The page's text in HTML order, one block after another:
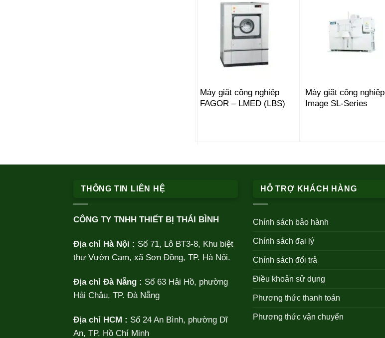
Máy giặt công nghiệp
FAGOR – LMED (LBS)
Máy giặt công nghiệp
Image SL-Series
THÔNG TIN LIÊN HỆ
CÔNG TY TNHH THIẾT BỊ THÁI BÌNH
Địa chỉ Hà Nội : Số 71, Lô BT3-8, Khu biệt
thự Vườn Cam, xã Sơn Đồng, TP. Hà Nội.
Địa chỉ Đà Nẵng : Số 63 Hải Hồ, phường
Hải Châu, TP. Đà Nẵng
Địa chỉ HCM : Số 24 An Bình, phường Dĩ
An, TP. Hồ Chí Minh
HỖ TRỢ KHÁCH HÀNG
Chính sách bảo hành
Chính sách đại lý
Chính sách đổi trả
Điều khoản sử dụng
Phương thức thanh toán
Phương thức vận chuyển